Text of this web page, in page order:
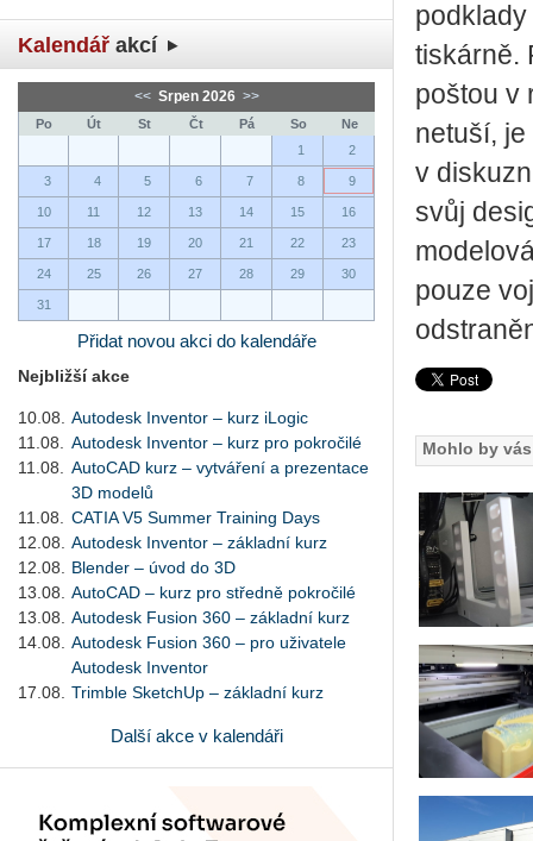
Kalendář akcí
<< Srpen 2026 >>
Po Út St Čt Pá So
Ne
1
2
3 4 5 6 7 8 9
10 11 12 13 14 15 16
17 18 19 20 21 22 23
24 25 26 27 28 29 30
31
Přidat novou akci do kalendáře
Nejbližší akce
10.08.
Autodesk Inventor – kurz iLogic
11.08.
Autodesk Inventor – kurz pro pokročilé
11.08.
AutoCAD kurz – vytváření a prezentace
3D modelů
11.08.
CATIA V5 Summer Training Days
12.08.
Autodesk Inventor – základní kurz
12.08.
Blender – úvod do 3D
13.08.
AutoCAD – kurz pro středně pokročilé
13.08.
Autodesk Fusion 360 – základní kurz
14.08.
Autodesk Fusion 360 – pro uživatele
Autodesk Inventor
17.08.
Trimble SketchUp – základní kurz
Další akce v kalendáři
tiskárně.
poštou v
netuší,
v
svůj
pouze
Mohlo by